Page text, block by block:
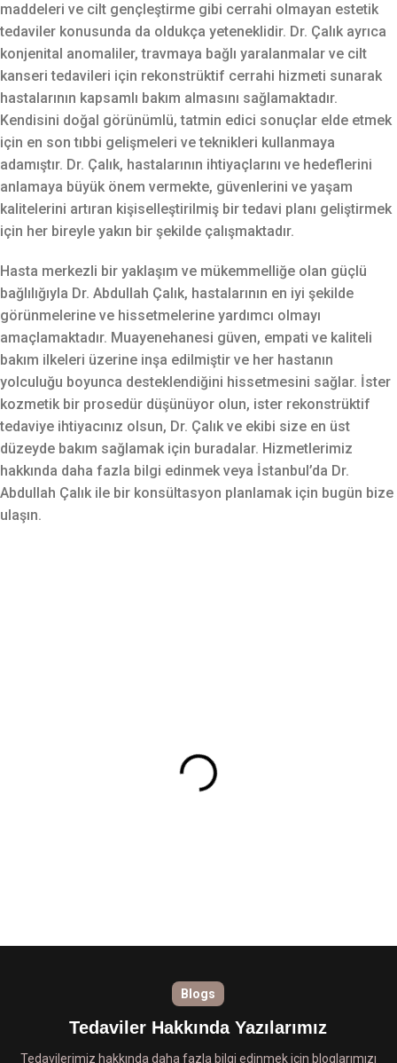
maddeleri ve cilt gençleştirme gibi cerrahi olmayan estetik
tedaviler konusunda da oldukça yeteneklidir. Dr. Çalık ayrıca
konjenital anomaliler, travmaya bağlı yaralanmalar ve cilt
kanseri tedavileri için rekonstrüktif cerrahi hizmeti sunarak
hastalarının kapsamlı bakım almasını sağlamaktadır.
Kendisini doğal görünümlü, tatmin edici sonuçlar elde etmek
için en son tıbbi gelişmeleri ve teknikleri kullanmaya
adamıştır. Dr. Çalık, hastalarının ihtiyaçlarını ve hedeflerini
anlamaya büyük önem vermekte, güvenlerini ve yaşam
kalitelerini artıran kişiselleştirilmiş bir tedavi planı geliştirmek
için her bireyle yakın bir şekilde çalışmaktadır.
Hasta merkezli bir yaklaşım ve mükemmelliğe olan güçlü
bağlılığıyla Dr. Abdullah Çalık, hastalarının en iyi şekilde
görünmelerine ve hissetmelerine yardımcı olmayı
amaçlamaktadır. Muayenehanesi güven, empati ve kaliteli
bakım ilkeleri üzerine inşa edilmiştir ve her hastanın
yolculuğu boyunca desteklendiğini hissetmesini sağlar. İster
kozmetik bir prosedür düşünüyor olun, ister rekonstrüktif
tedaviye ihtiyacınız olsun, Dr. Çalık ve ekibi size en üst
düzeyde bakım sağlamak için buradalar. Hizmetlerimiz
hakkında daha fazla bilgi edinmek veya İstanbul’da Dr.
Abdullah Çalık ile bir konsültasyon planlamak için bugün bize
ulaşın.
Blogs
Tedaviler Hakkında Yazılarımız
Tedavilerimiz hakkında daha fazla bilgi edinmek için bloglarımızı